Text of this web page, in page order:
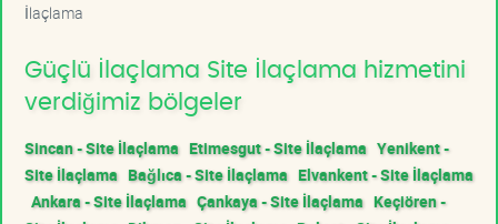
İlaçlama
Güçlü İlaçlama Site İlaçlama hizmetini
verdiğimiz bölgeler
Sincan - Site İlaçlama Etimesgut - Site İlaçlama Yenikent -
Site İlaçlama Bağlıca - Site İlaçlama Elvankent - Site İlaçlama
Ankara - Site İlaçlama Çankaya - Site İlaçlama Keçiören -